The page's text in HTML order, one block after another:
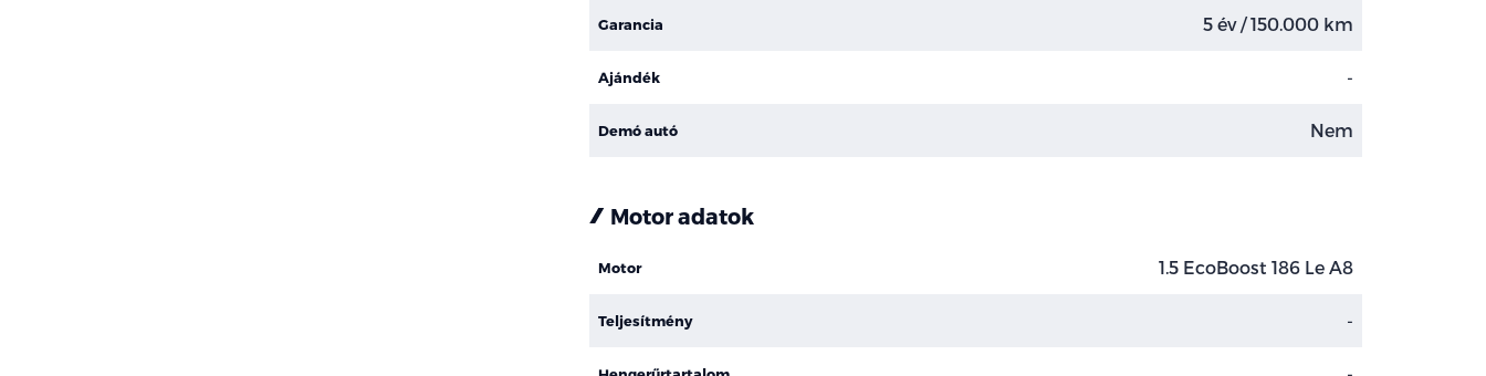
Garancia 5 év / 150.000 km
Ajándék -
Demó autó Nem
Motor adatok
Motor 1.5 EcoBoost 186 Le A8
Teljesítmény -